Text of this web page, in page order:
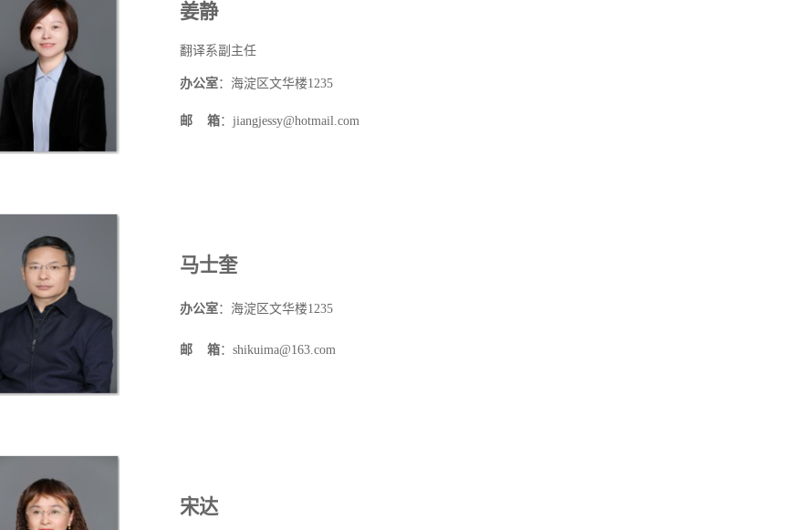
姜静
翻译系副 主任
办公室：海淀区文华楼1235
邮 箱：jiangjessy@hotmail.com
马士奎
办公室：海淀区文华楼1235
邮 箱：shikuima@163.com
宋达